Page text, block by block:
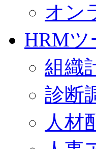
オン
HRMツ
組織
診断
人材